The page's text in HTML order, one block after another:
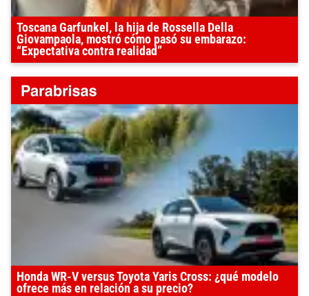
Toscana Garfunkel, la hija de Rossella Della
Giovampaola, mostró cómo pasó su embarazo:
“Expectativa contra realidad”
Honda WR-V versus Toyota Yaris Cross: ¿qué modelo
ofrece más en relación a su precio?